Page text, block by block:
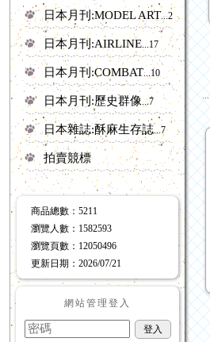
日本月刊:MODEL ART...20
日本月刊:AIRLINE ...17
日本月刊:COMBAT...10
日本月刊:歷史群像...7
日本雜誌:酥麻生存誌 ...7
拍賣競標
商品總數 ：5211
瀏覽人數 ： 1582593
瀏覽頁數 ： 12050496
更新日期 ：2026/07/21
網站管理登入